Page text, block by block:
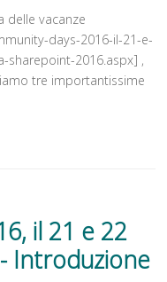
delle vacanze
days-2016-il-21-e-
sharepoint-2016.aspx] ,
tre importantissime
il 21 e 22
Introduzione